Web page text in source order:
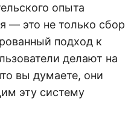
опыта
— это не только сбор
подход к
делают на
вы думаете, они
эту систему